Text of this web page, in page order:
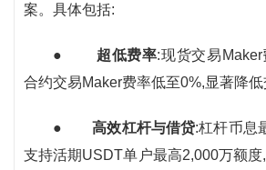
案。具体包括:
● 超低费率:现货交易
合约交易Maker费率低至0%,显著降低
●高效杠杆与借贷:杠杆币息
支持活期USDT单户最高2,000万额